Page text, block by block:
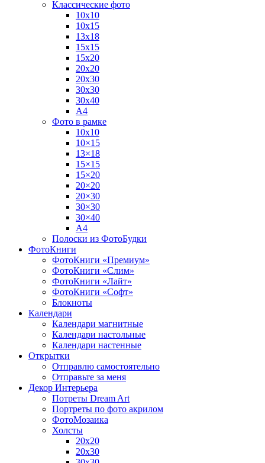
Классические фото
10х10
10х15
13х18
15х15
15х20
20х20
20х30
30х30
30х40
А4
Фото в рамке
10х10
10×15
13×18
15×15
15×20
20×20
20×30
30×30
30×40
A4
Полоски из ФотоБудки
ФотоКниги
ФотоКниги «Премиум»
ФотоКниги «Слим»
ФотоКниги «Лайт»
ФотоКниги «Софт»
Блокноты
Календари
Календари магнитные
Календари настольные
Календари настенные
Открытки
Отправлю самостоятельно
Отправьте за меня
Декор Интерьера
Потреты Dream Art
Портреты по фото акрилом
ФотоМозаика
Холсты
20х20
20х30